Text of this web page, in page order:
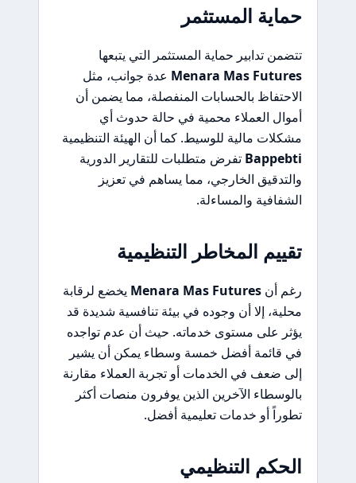
حماية المستثمر
تتضمن تدابير حماية المستثمر التي يتبعها
Menara Mas Futures عدة جوانب، مثل
الاحتفاظ بالحسابات المنفصلة، مما يضمن أن
أموال العملاء محمية في حالة حدوث أي
مشكلات مالية للوسيط. كما أن الهيئة التنظيمية
Bappebti تفرض متطلبات للتقارير الدورية
والتدقيق الخارجي، مما يساهم في تعزيز
الشفافية والمساءلة.
تقييم المخاطر التنظيمية
رغم أنMenara Mas Futures يخضع لرقابة
محلية، إلا أن وجوده في بيئة تنافسية شديدة قد
يؤثر على مستوى خدماته. حيث أن عدم تواجده
في قائمة أفضل خمسة وسطاء يمكن أن يشير
إلى ضعف في الخدمات أو تجربة العملاء مقارنة
بالوسطاء الآخرين الذين يوفرون منصات أكثر
تطوراً أو خدمات تعليمية أفضل.
الحكم التنظيمي